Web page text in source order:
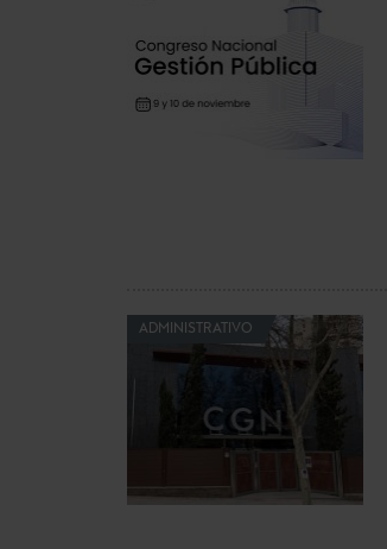
ADMINISTRATIVO